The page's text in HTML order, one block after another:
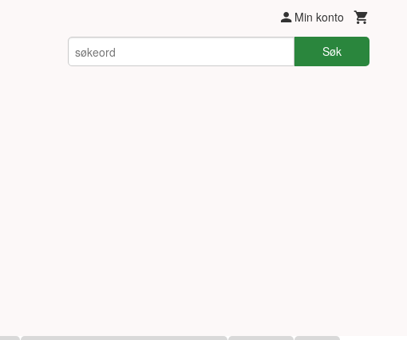
Min konto
Søk